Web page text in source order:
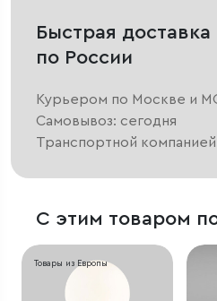
Быстрая доставка
по России
Курьером по Москве и
Самовывоз: сегодня
Транспортной
С этим товаром
Товары из Европы